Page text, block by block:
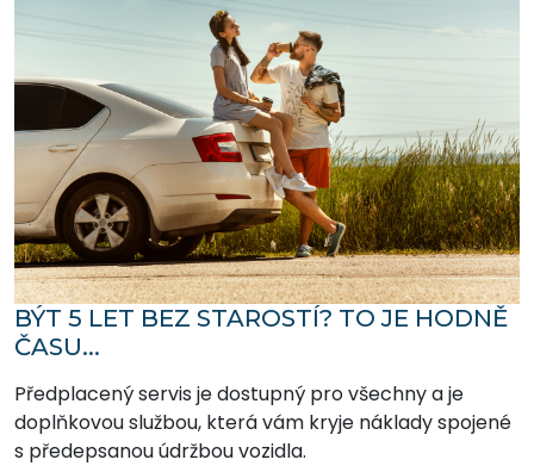
BÝT 5 LET BEZ STAROSTÍ? TO JE HODNĚ
ČASU...
Předplacený servis je dostupný pro všechny a je
doplňkovou službou, která vám kryje náklady spojené
s předepsanou údržbou vozidla.